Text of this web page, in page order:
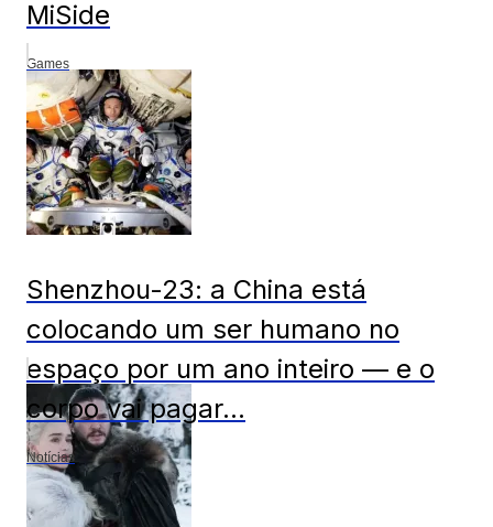
MiSide
Games
Shenzhou-23: a China está
colocando um ser humano no
espaço por um ano inteiro — e o
corpo vai pagar...
Notícias